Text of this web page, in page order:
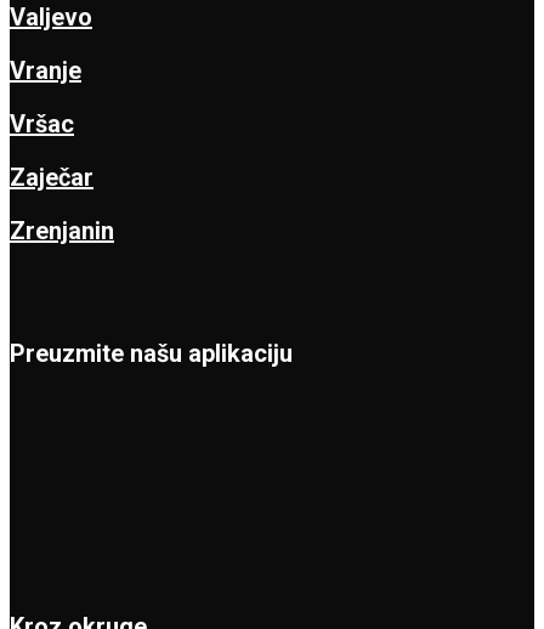
Valjevo
Vranje
Vršac
Zaječar
Zrenjanin
Preuzmite našu aplikaciju